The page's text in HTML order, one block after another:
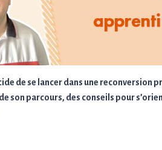
de se lancer dans une
son parcours, des conseils pour